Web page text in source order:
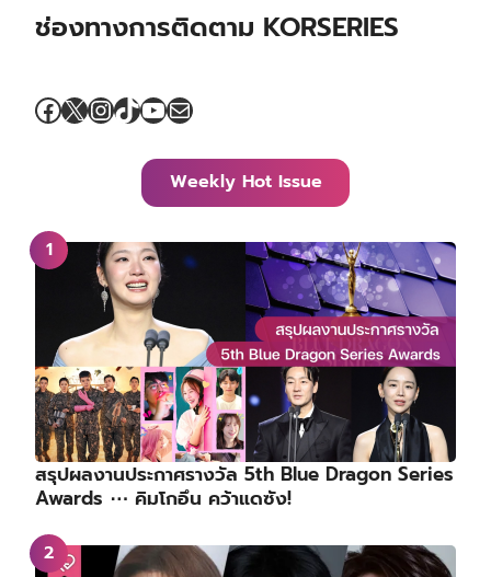
ช่องทางการติดตาม KORSERIES
Facebook
X Instagram
TikTok
YouTube
Mail
Weekly Hot Issue
สรุปผลงานประกาศรางวัล 5th Blue Dragon Series
Awards ⋯ คิมโกอึน คว้าแดซัง!